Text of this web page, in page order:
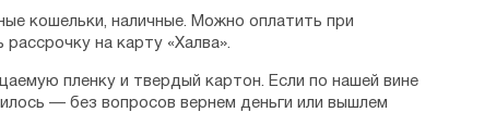
кошельки, наличные. Можно оплатить при
на карту «Халва».
пленку и твердый картон. Если по нашей вине
— без вопросов вернем деньги или вышлем